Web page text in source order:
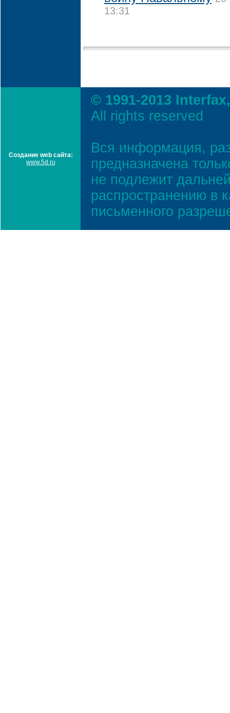
13:31
Создание web сайта:
www.5d.ru
© 1991-2013
All rights reserved
Вся информация,
предназначена
не подлежит
распространению в
письменного